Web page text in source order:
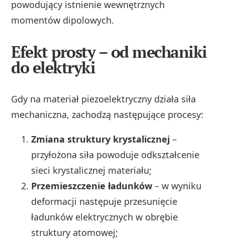
powodujący istnienie wewnętrznych
momentów dipolowych.
Efekt prosty – od mechaniki
do elektryki
Gdy na materiał piezoelektryczny działa siła
mechaniczna, zachodzą następujące procesy:
Zmiana struktury krystalicznej –
przyłożona siła powoduje odkształcenie
sieci krystalicznej materiału;
Przemieszczenie ładunków – w wyniku
deformacji następuje przesunięcie
ładunków elektrycznych w obrębie
struktury atomowej;